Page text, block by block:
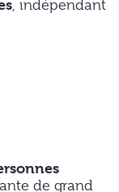
, indépendant
de grand